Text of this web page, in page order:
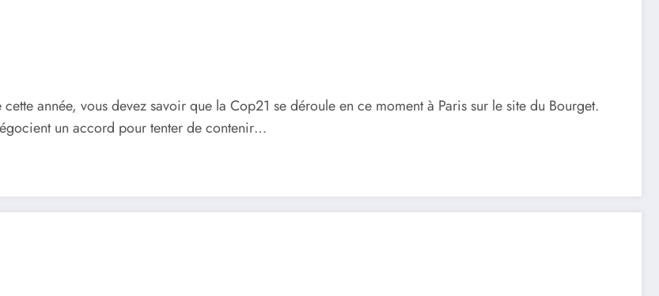
année, vous devez savoir que la Cop21 se déroule en ce moment à Paris sur le site du Bourget.
un accord pour tenter de contenir…